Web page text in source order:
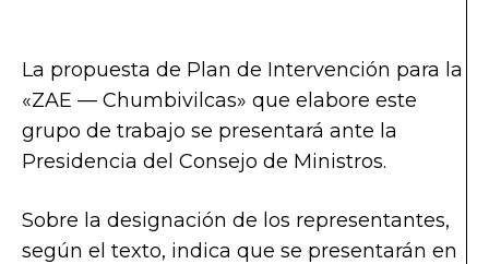
La propuesta de Plan de Intervención para la
«ZAE — Chumbivilcas» que elabore este
grupo de trabajo se presentará ante la
Presidencia del Consejo de Ministros.
Sobre la designación de los representantes,
según el texto, indica que se presentarán en